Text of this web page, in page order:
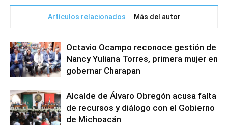
Artículos relacionados Más del autor
Octavio Ocampo reconoce gestión de
Nancy Yuliana Torres, primera mujer en
gobernar Charapan
Alcalde de Álvaro Obregón acusa falta
de recursos y diálogo con el Gobierno
de Michoacán